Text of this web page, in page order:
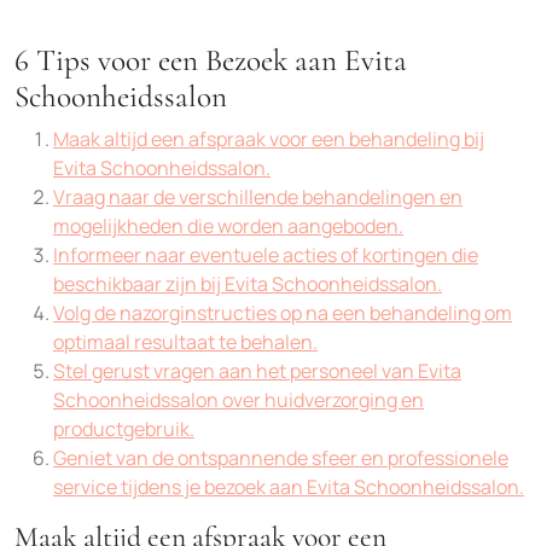
6 Tips voor een Bezoek aan Evita
Schoonheidssalon
Maak altijd een afspraak voor een behandeling bij
Evita Schoonheidssalon.
Vraag naar de verschillende behandelingen en
mogelijkheden die worden aangeboden.
Informeer naar eventuele acties of kortingen die
beschikbaar zijn bij Evita Schoonheidssalon.
Volg de nazorginstructies op na een behandeling om
optimaal resultaat te behalen.
Stel gerust vragen aan het personeel van Evita
Schoonheidssalon over huidverzorging en
productgebruik.
Geniet van de ontspannende sfeer en professionele
service tijdens je bezoek aan Evita Schoonheidssalon.
Maak altijd een afspraak voor een